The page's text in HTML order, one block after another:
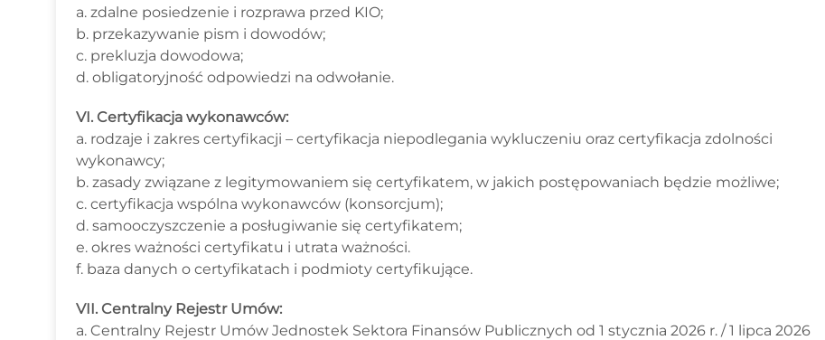
a. zdalne posiedzenie i rozprawa przed KIO;
b. przekazywanie pism i dowodów;
c. prekluzja dowodowa;
d. obligatoryjność odpowiedzi na odwołanie.
VI. Certyfikacja wykonawców:
a. rodzaje i zakres certyfikacji – certyfikacja niepodlegania wykluczeniu oraz certyfikacja zdolności
wykonawcy;
b. zasady związane z legitymowaniem się certyfikatem, w jakich postępowaniach będzie możliwe;
c. certyfikacja wspólna wykonawców (konsorcjum);
d. samooczyszczenie a posługiwanie się certyfikatem;
e. okres ważności certyfikatu i utrata ważności.
f. baza danych o certyfikatach i podmioty certyfikujące.
VII. Centralny Rejestr Umów:
a. Centralny Rejestr Umów Jednostek Sektora Finansów Publicznych od 1 stycznia 2026 r. / 1 lipca 2026